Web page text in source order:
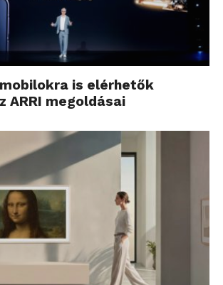
mobilokra is elérhetők
ARRI megoldásai